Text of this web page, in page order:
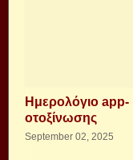
Ημερολόγιο app-
οτοξίνωσης
September 02, 2025